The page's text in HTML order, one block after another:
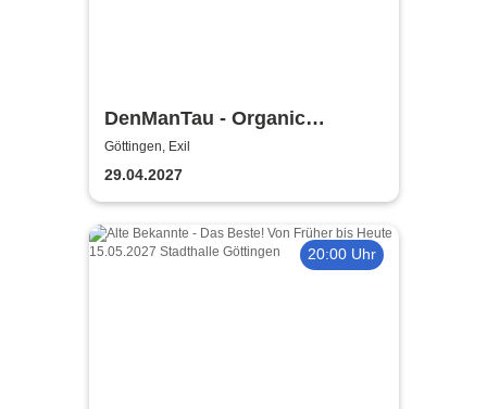
DenManTau - Organic
Intelligence Tour 2027
Göttingen, Exil
29.04.2027
20:00 Uhr